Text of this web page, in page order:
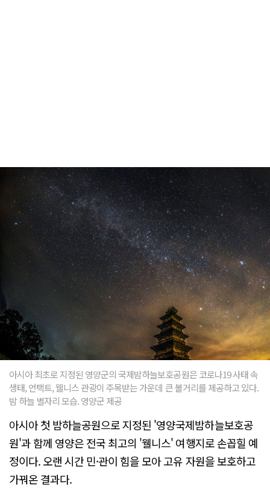
아시아 최초로 지정된 영양군의 국제밤하늘보호공원은 코로나19 사태 속
생태, 언택트, 웰니스 관광이 주목받는 가운데 큰 볼거리를 제공하고 있다.
밤 하늘 별자리 모습. 영양군 제공
아시아 첫 밤하늘공원으로 지정된 '영양국제밤하늘보호공
원'과 함께 영양은 전국 최고의 '웰니스' 여행지로 손꼽힐 예
정이다. 오랜 시간 민·관이 힘을 모아 고유 자원을 보호하고
가꿔온 결과다.